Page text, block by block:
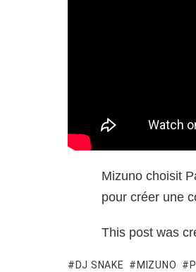
Mizuno choisit
pour créer une
This post was
DJ SNAKE MIZUNO